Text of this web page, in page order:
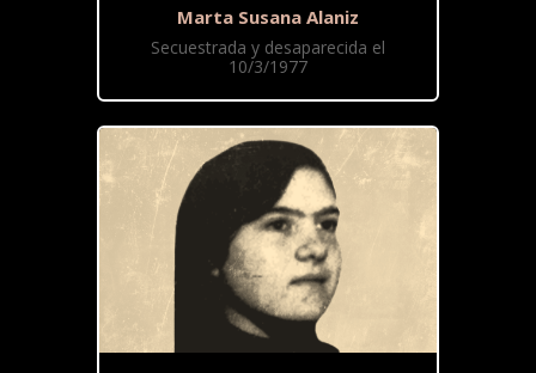
Marta Susana Alaniz
Secuestrada y desaparecida el
10/3/1977